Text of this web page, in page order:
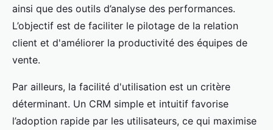
ainsi que des outils d’analyse des performances.
L’objectif est de faciliter le pilotage de la relation
client et d'améliorer la productivité des équipes de
vente.
Par ailleurs, la facilité d'utilisation est un critère
déterminant. Un CRM simple et intuitif favorise
l’adoption rapide par les utilisateurs, ce qui maximise